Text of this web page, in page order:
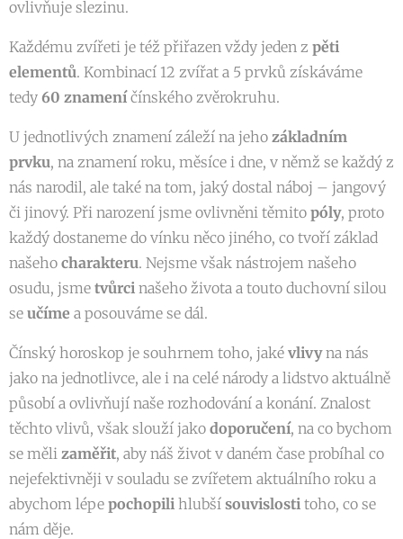
ovlivňuje slezinu.
Každému zvířeti je též přiřazen vždy jeden z pěti
elementů. Kombinací 12 zvířat a 5 prvků získáváme
tedy 60 znameníčínského zvěrokruhu.
U jednotlivých znamení záleží na jeho základním
prvku, na znamení roku, měsíce i dne, v němž se každý z
nás narodil, ale také na tom, jaký dostal náboj – jangový
či jinový. Při narození jsme ovlivněni těmito póly, proto
každý dostaneme do vínku něco jiného, co tvoří základ
našeho charakteru. Nejsme však nástrojem našeho
osudu, jsme tvůrci našeho života a touto duchovní silou
se učíme a posouváme se dál.
Čínský horoskop je souhrnem toho, jaké vlivyna nás
jako na jednotlivce, ale i na celé národy a lidstvo aktuálně
působí a ovlivňují naše rozhodování a konání. Znalost
těchto vlivů, však slouží jako doporučení, na co bychom
se měli zaměřit, aby náš život v daném čase probíhal co
nejefektivněji v souladu se zvířetem aktuálního roku a
abychom lépe pochopili hlubší souvislosti toho, co se
nám děje.